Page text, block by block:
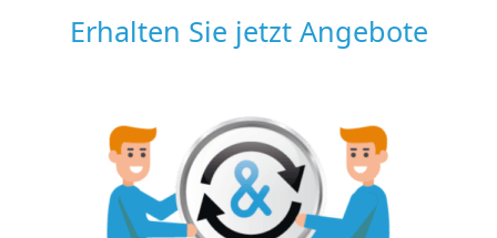
Erhalten Sie jetzt Angebote